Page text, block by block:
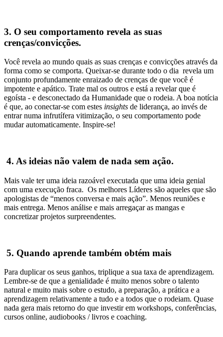
3. O seu comportamento revela as suas
crenças/convicções.
Você revela ao mundo quais as suas crenças e convicções através da
forma como se comporta. Queixar-se durante todo o dia revela um
conjunto profundamente enraizado de crenças de que você é
impotente e apático. Trate mal os outros e está a revelar que é
egoísta - e desconectado da Humanidade que o rodeia. A boa notícia
é que, ao conectar-se com estes insights de liderança, ao invés de
entrar numa infrutífera vitimização, o seu comportamento pode
mudar automaticamente. Inspire-se!
4. As ideias não valem de nada sem ação.
Mais vale ter uma ideia razoável executada que uma ideia genial
com uma execução fraca. Os melhores Líderes são aqueles que são
apologistas de “menos conversa e mais ação”. Menos reuniões e
mais entrega. Menos análise e mais arregaçar as mangas e
concretizar projetos surpreendentes.
5. Quando aprende também obtém mais
Para duplicar os seus ganhos, triplique a sua taxa de aprendizagem.
Lembre-se de que a genialidade é muito menos sobre o talento
natural e muito mais sobre o estudo, a preparação, a prática e a
aprendizagem relativamente a tudo e a todos que o rodeiam. Quase
nada gera mais retorno do que investir em workshops, conferências,
cursos online, audiobooks / livros e coaching.